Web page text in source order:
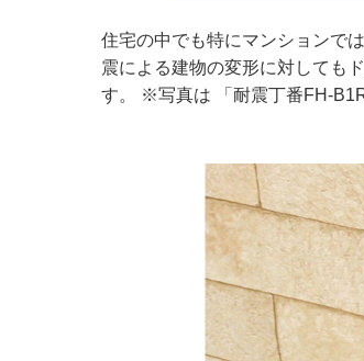
住宅の中でも特にマンションで
震による建物の変形に対しても
す。 ※写真は 「耐震丁番FH-